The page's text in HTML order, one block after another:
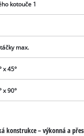
kotouče 1
max.
x 45°
x 90°
konstrukce – výkonná a